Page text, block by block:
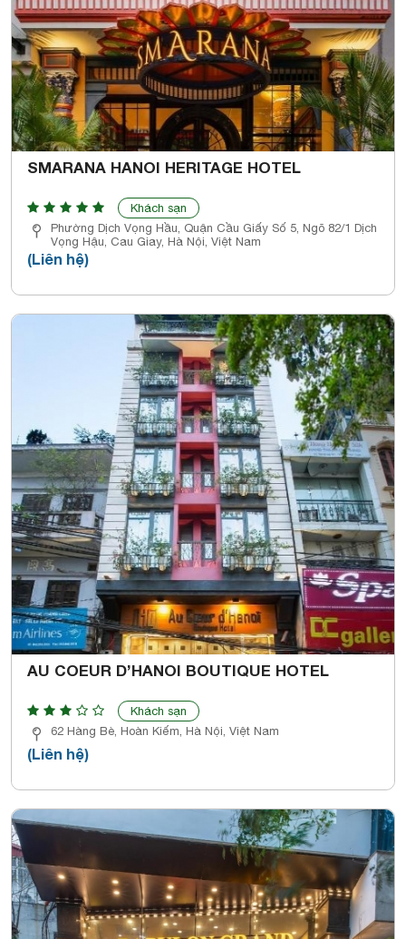
SMARANA HANOI HERITAGE HOTEL
Khách sạn
Phường Dịch Vọng Hầu, Quận Cầu Giấy Số 5, Ngõ 82/1 Dịch
Vọng Hậu, Cau Giay, Hà Nội, Việt Nam
(Liên hệ)
AU COEUR D’HANOI BOUTIQUE HOTEL
Khách sạn
62 Hàng Bè, Hoàn Kiếm, Hà Nội, Việt Nam
(Liên hệ)